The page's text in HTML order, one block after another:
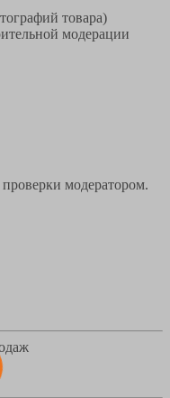
товара)
модерации
модератором.